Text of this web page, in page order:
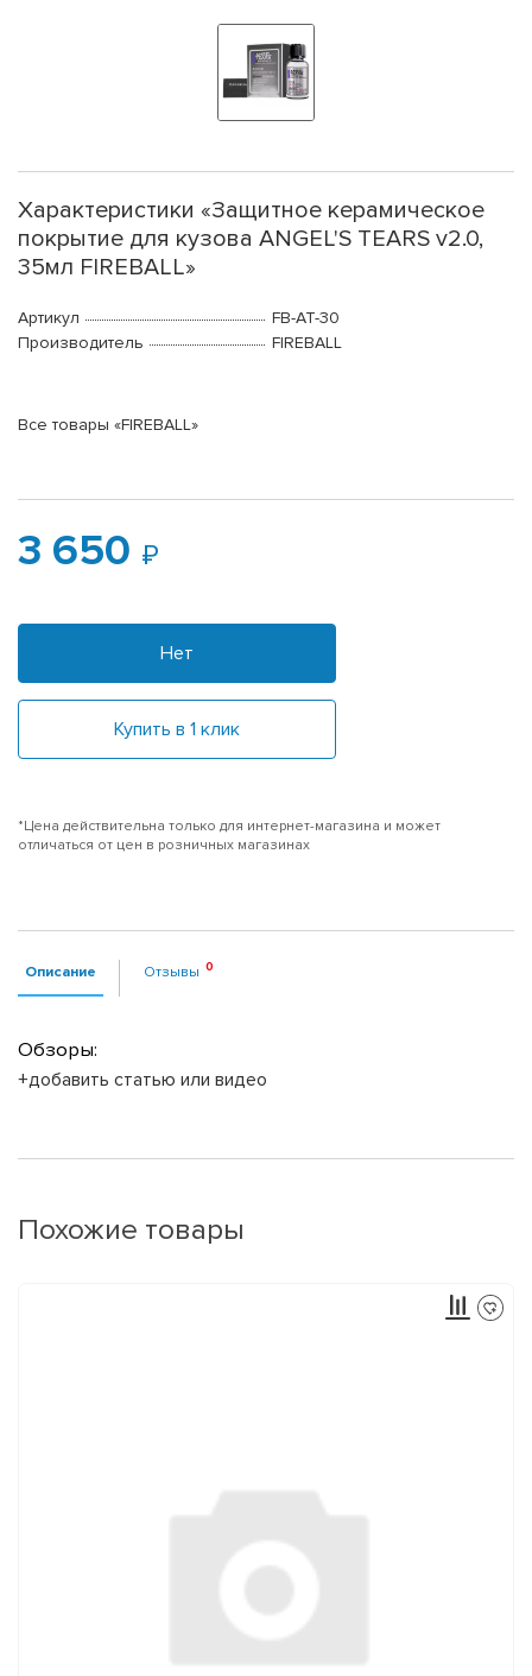
Характеристики «Защитное керамическое
покрытие для кузова ANGEL'S TEARS v2.0,
35мл FIREBALL»
Артикул
FB-AT-30
Производитель
FIREBALL
Все товары «FIREBALL»
3 650
Нет
Купить в 1 клик
*Цена действительна только для интернет-магазина и может
отличаться от цен в розничных магазинах
Описание Отзывы
Обзоры:
+добавить статью или видео
Похожие товары